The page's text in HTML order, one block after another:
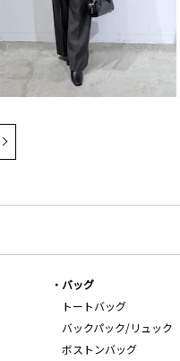
バッグ
トートバッグ
バックパック/リュック
ボストンバッグ